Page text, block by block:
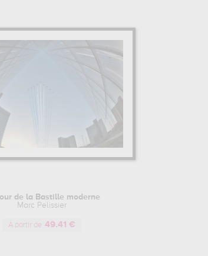
de la Bastille moderne
Marc Pelissier
A partir de 49.41 €